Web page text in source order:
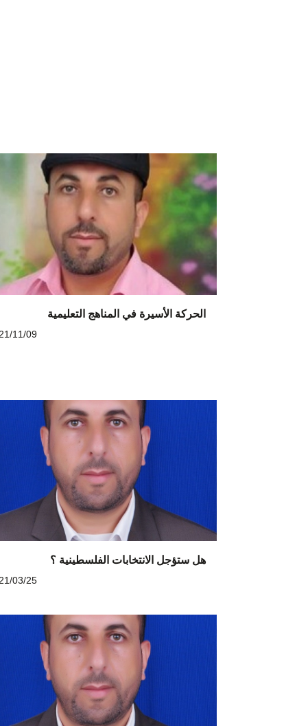
الحركة الأسيرة في المناهج التعليمية
هل ستؤجل الانتخابات الفلسطينية ؟